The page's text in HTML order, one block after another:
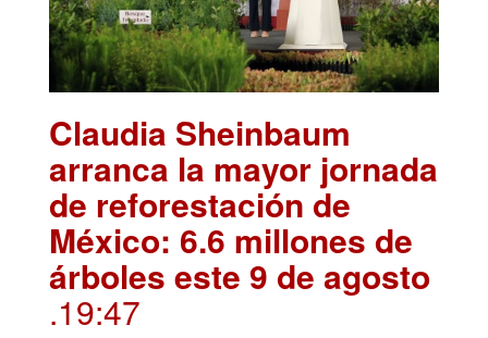
Claudia Sheinbaum
arranca la mayor jornada
de reforestación de
México: 6.6 millones de
árboles este 9 de agosto
.19:47